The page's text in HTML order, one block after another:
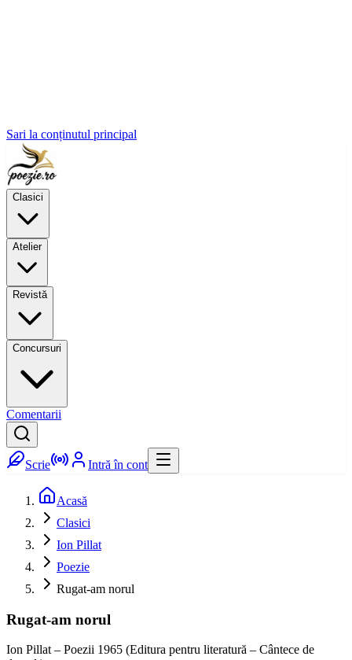
Sari la conținutul principal
Clasici
Atelier
Revistă
Concursuri
Comentarii
Scrie Intră în cont
Acasă
Clasici
Ion Pillat
Poezie
Rugat-am norul
Rugat-am norul
Ion Pillat – Poezii 1965 (Editura pentru literatură – Cântece de